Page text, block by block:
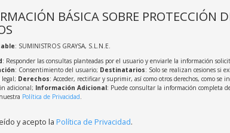
BÁSICA SOBRE PROTECCIÓN
: SUMINISTROS GRAYSA, S.L.N.E.
: Responder las consultas planteadas por el usuario y enviarle la información
: Consentimiento del usuario; Destinatarios: Solo se realizan cesiones si
Derechos: Acceder, rectificar y suprimir, así como otros derechos, como se
adicional; Información Adicional: Puede consultar la información completa
Política de Privacidad.
y acepto la Política de Privacidad.